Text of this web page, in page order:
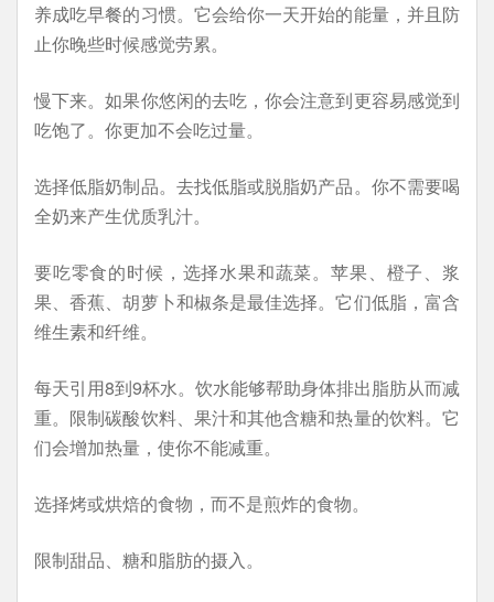
养成吃早餐的习惯。它会给你一天开始的能量，并且防
止你晚些时候感觉劳累。
慢下来。如果你悠闲的去吃，你会注意到更容易感觉到
吃饱了。你更加不会吃过量。
选择低脂奶制品。去找低脂或脱脂奶产品。你不需要喝
全奶来产生优质乳汁。
要吃零食的时候，选择水果和蔬菜。苹果、橙子、浆
果、香蕉、胡萝卜和椒条是最佳选择。它们低脂，富含
维生素和纤维。
每天引用8到9杯水。饮水能够帮助身体排出脂肪从而减
重。限制碳酸饮料、果汁和其他含糖和热量的饮料。它
们会增加热量，使你不能减重。
选择烤或烘焙的食物，而不是煎炸的食物。
限制甜品、糖和脂肪的摄入。